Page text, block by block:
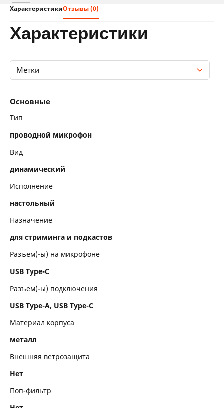
ХарактеристикиОтзывы (0)
характеристики
Метки
Технические характеристики микрофона
Функциональность
Комплектация
Основные
Тип
проводной микрофон
Вид
динамический
Исполнение
настольный
Назначение
для стриминга и подкастов
Разъем(-ы) на микрофоне
USB Type-C
Разъем(-ы) подключения
USB Type-A, USB Type-C
Материал корпуса
металл
Внешняя ветрозащита
Нет
Поп-фильтр